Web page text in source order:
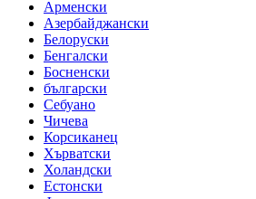
Арменски
Азербайджански
Белоруски
Бенгалски
Босненски
български
Себуано
Чичева
Корсиканец
Хърватски
Холандски
Естонски